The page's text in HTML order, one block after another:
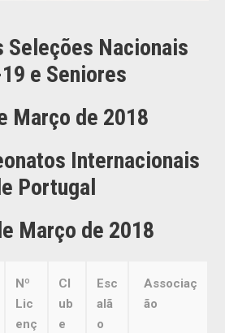
Seleções Nacionais
e Seniores
Março de 2018
Internacionais
Portugal
Março de 2018
Nº
Lic
enç
Cl
ub
e
Esc
alã
o
Associaç
ão